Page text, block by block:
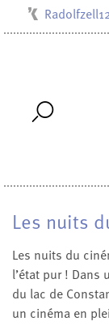
Musikschule
Villa Bosch
Les nuits
Les nuits du
l’état pur ! Dans
du lac de
un cinéma en